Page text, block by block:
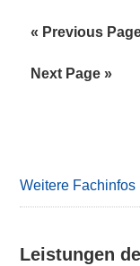
« Go
Previous
Go
Next Page »
Weitere Fachinfos
Leistungen